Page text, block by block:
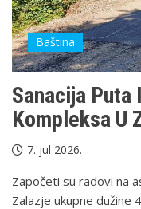
Baština
Sanacija Puta
Kompleksa U
7. jul 2026.
Započeti su radovi na
Zalazje ukupne dužine